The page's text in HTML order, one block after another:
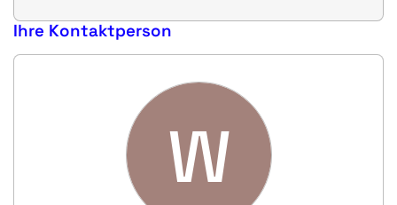
Ihre Kontaktperson
W